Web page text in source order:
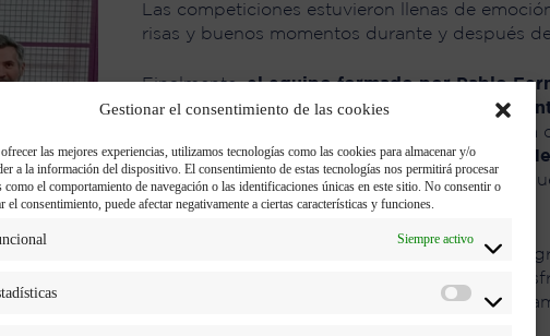
Gestionar el consentimiento de las cookies
las mejores experiencias, utilizamos tecnologías como las cookies para almacenar y/o
a la información del dispositivo. El consentimiento de estas tecnologías nos permitirá procesar
como el comportamiento de navegación o las identificaciones únicas en este sitio. No consentir o
el consentimiento, puede afectar negativamente a ciertas características y funciones.
Siempre activo
Las competiciones estuvieron llenas de
risas y buenos momentos durante y después
Finalmente,el equipo formado por Pablo
Esquivel, que se encuentra en el
alzaron con la victoria en una final reñida en la
responsable de Marketing, yJuan Bautista
jugadores demostraron un excelente nivel de
llevó a alzarse con el título de campeones.
«Ha sido una gran experiencia. Lo mejor es
mis compañeros. No solo nos ha permitido
más de 10 años, y que me encanta, sino que